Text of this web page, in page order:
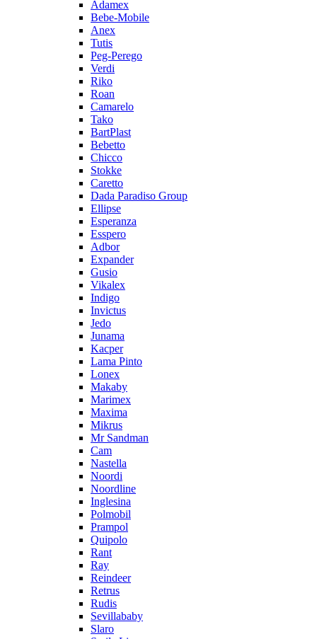
Adamex
Bebe-Mobile
Anex
Tutis
Peg-Perego
Verdi
Riko
Roan
Camarelo
Tako
BartPlast
Bebetto
Chicco
Stokke
Caretto
Dada Paradiso Group
Ellipse
Esperanza
Esspero
Adbor
Expander
Gusio
Vikalex
Indigo
Invictus
Jedo
Junama
Kacper
Lama Pinto
Lonex
Makaby
Marimex
Maxima
Mikrus
Mr Sandman
Cam
Nastella
Noordi
Noordline
Inglesina
Polmobil
Prampol
Quipolo
Rant
Ray
Reindeer
Retrus
Rudis
Sevillababy
Slaro